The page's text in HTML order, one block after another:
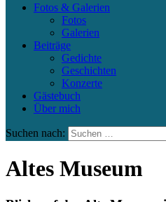
Fotos & Galerien
Fotos
Galerien
Beiträge
Gedichte
Geschichten
Konzerte
Gästebuch
Über mich
Suchen nach:
Altes Museum